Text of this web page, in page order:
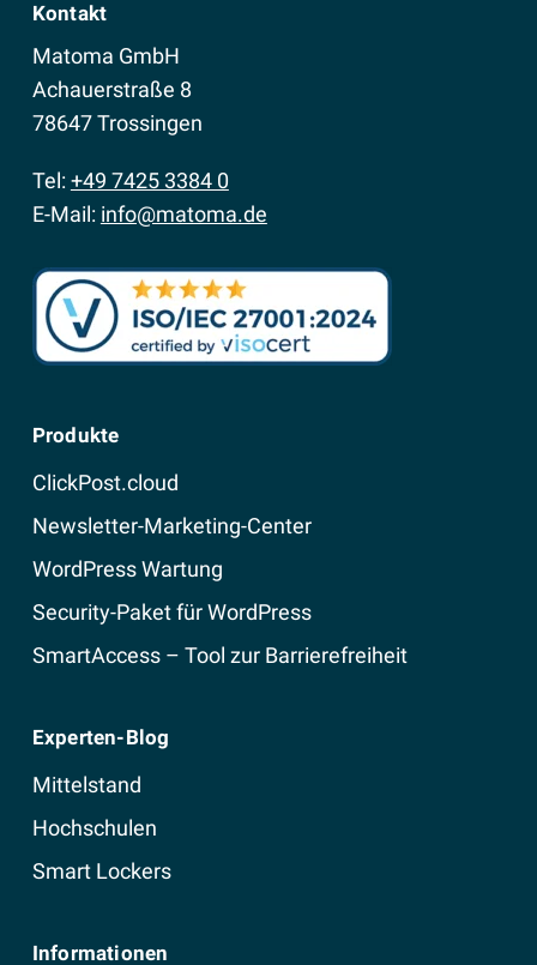
Kontakt
Matoma GmbH
Achauerstraße 8
78647 Trossingen
Tel:+49 7425 3384 0
E-Mail: info@matoma.de
Produkte
ClickPost.cloud
Newsletter-Marketing-Center
WordPress Wartung
Security-Paket für WordPress
SmartAccess – Tool zur Barrierefreiheit
Experten-Blog
Mittelstand
Hochschulen
Smart Lockers
Informationen